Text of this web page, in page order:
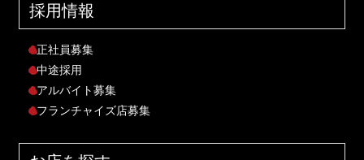
採用情報
正社員募集
中途採用
アルバイト募集
フランチャイズ店募集